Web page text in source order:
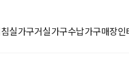
침실가구거실가구수납가구매장인